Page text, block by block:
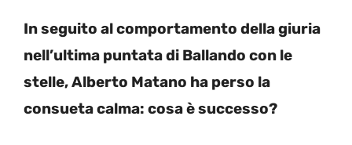
In seguito al comportamento della giuria
nell’ultima puntata di Ballando con le
stelle, Alberto Matano ha perso la
consueta calma: cosa è successo?